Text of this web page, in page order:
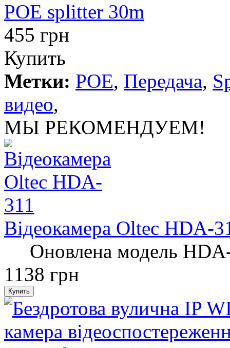
POE splitter 30m
455 грн
Купить
Метки: POE, Передача,
видео,
МЫ РЕКОМЕНДУЕМ!
Відеокамера Oltec HDA-
Оновлена ​​модель
1138 грн